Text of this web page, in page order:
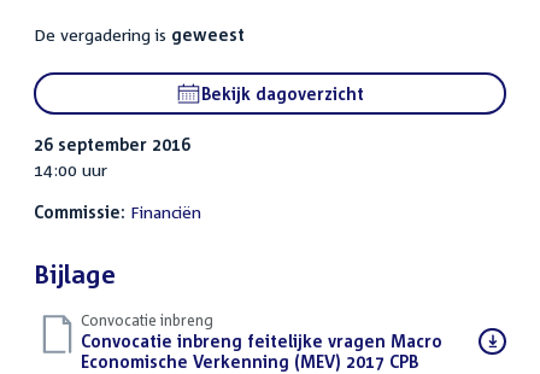
De vergadering is geweest
Bekijk dagoverzicht
26 september 2016
14:00 uur
Commissie: Financiën
Bijlage
Convocatie inbreng
Download
bestand:
Convocatie inbreng feitelijke vragen Macro
Economische Verkenning (MEV) 2017 CPB(PDF)